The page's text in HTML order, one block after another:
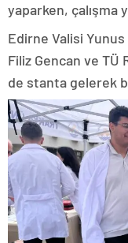
yaparken, çalışma
Edirne Valisi
Filiz Gencan ve
de stanta gelerek